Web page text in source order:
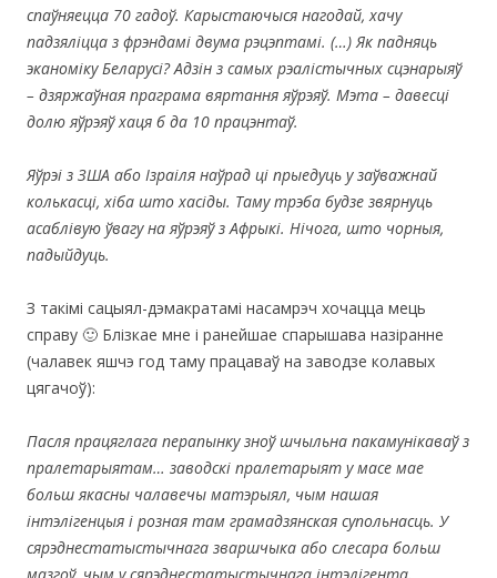
спаўняецца 70 гадоў. Карыстаючыся нагодай, хачу
падзяліцца з фрэндамі двума рэцэптамі. (…) Як падняць
эканоміку Беларусі? Адзін з самых рэалістычных сцэнарыяў
– дзяржаўная праграма вяртання яўрэяў. Мэта – давесці
долю яўрэяў хаця б да 10 працэнтаў.
Яўрэі з ЗША або Ізраіля наўрад ці прыедуць у заўважнай
колькасці, хіба што хасіды. Таму трэба будзе звярнуць
асаблівую ўвагу на яўрэяў з Афрыкі. Нічога, што чорныя,
падыйдуць.
З такімі сацыял-дэмакратамі насамрэч хочацца мець
справу 🙂 Блізкае мне і ранейшае спарышава назіранне
(чалавек яшчэ год таму працаваў на заводзе колавых
цягачоў):
Пасля працяглага перапынку зноў шчыльна пакамунікаваў з
пралетарыятам… заводскі пралетарыят у масе мае
больш якасны чалавечы матэрыял, чым нашая
інтэлігенцыя і розная там грамадзянская супольнасць. У
сярэднестатыстычнага зваршчыка або слесара больш